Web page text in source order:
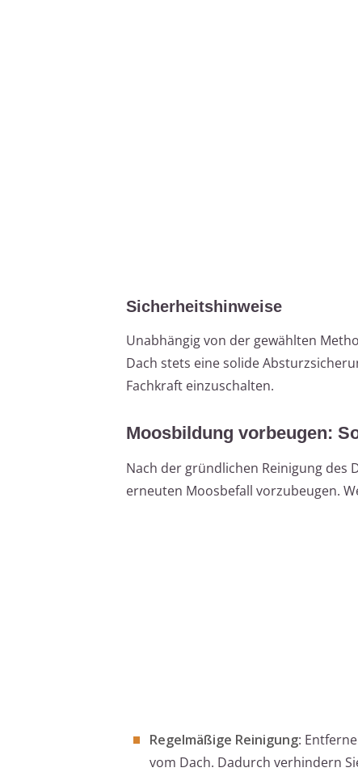
Sicherheitshinweise
Unabhängig von der gewählten
Dach stets eine solide
Fachkraft einzuschalten.
Moosbildung vorbeugen:
Nach der gründlichen Reinigung des
erneuten Moosbefall vorzubeugen.
Regelmäßige Reinigung:
vom Dach. Dadurch verhindern